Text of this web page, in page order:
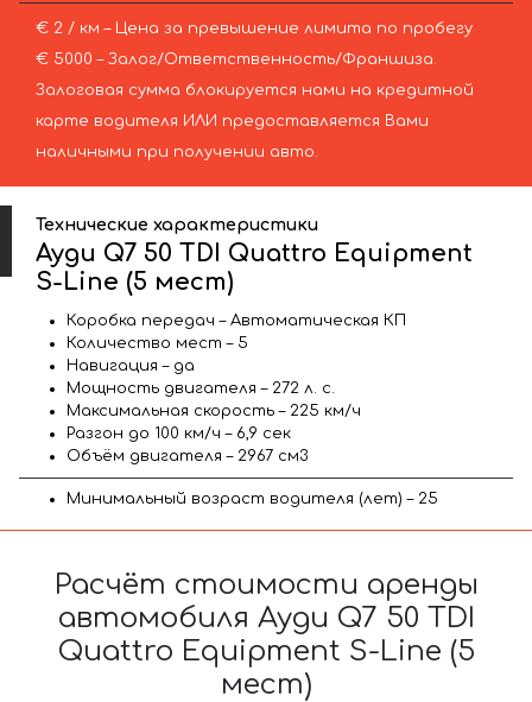
€ 2 / км – Цена за превышение лимита по пробегу
€ 5000 – Залог/Ответственность/Франшиза.
Залоговая сумма блокируется нами на кредитной
карте водителя ИЛИ предоставляется Вами
наличными при получении авто.
Технические характеристики
Ауди Q7 50 TDI Quattro Equipment
S-Line (5 мест)
Коробка передач – Автоматическая КП
Количество мест – 5
Навигация – да
Мощность двигателя – 272 л. с.
Максимальная скорость – 225 км/ч
Разгон до 100 км/ч – 6,9 сек
Объём двигателя – 2967 см3
Минимальный возраст водителя (лет) – 25
Расчёт стоимости аренды
автомобиля Ауди Q7 50 TDI
Quattro Equipment S-Line (5
мест)